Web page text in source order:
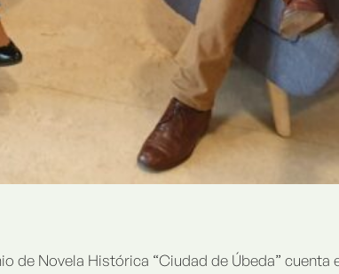
de Novela Histórica “Ciudad de Úbeda”